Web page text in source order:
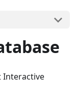
Interactive